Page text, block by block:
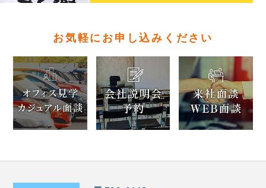
お気軽にお申し込みください